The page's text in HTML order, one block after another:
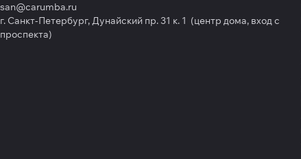
san@carumba.ru
г. Санкт-Петербург, Дунайский пр. 31 к. 1 (центр дома, вход с
проспекта)